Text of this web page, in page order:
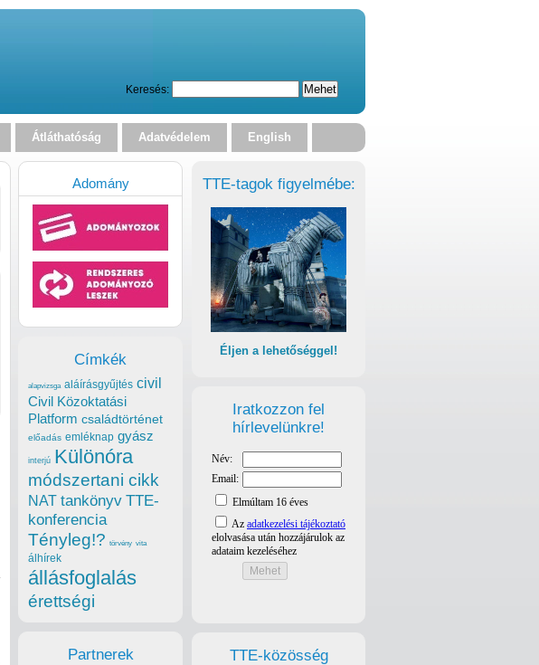
Keresés:
Átláthatóság Adatvédelem English
TTE-tagok figyelmébe:
Éljen a lehetőséggel!
Iratkozzon fel
hírlevelünkre!
TTE-közösség
Adomány
Címkék
alapvizsga aláírásgyűjtés civil
Civil Közoktatási
Platform családtörténet
előadás emléknap gyász
interjú Különóra
módszertani cikk
NAT tankönyv TTE-
konferencia
Tényleg!? törvény vita
álhírek
állásfoglalás
érettségi
Partnerek